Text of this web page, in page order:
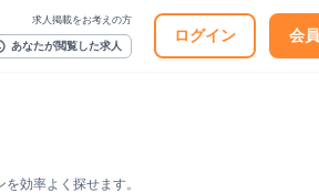
求人掲載をお考えの方
あなたが閲覧した求人
ログイン 会
効率よく探せます。